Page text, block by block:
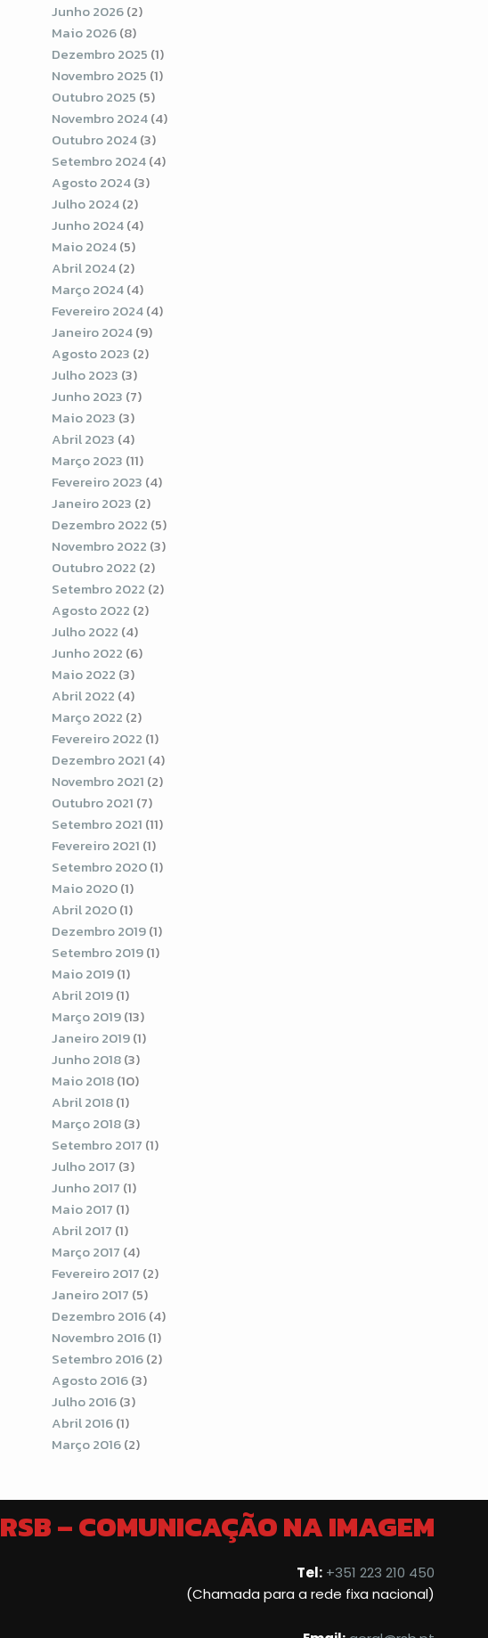
Junho 2026(2)
Maio 2026(8)
Dezembro 2025 (1)
Novembro 2025 (1)
Outubro 2025 (5)
Novembro 2024(4)
Outubro 2024(3)
Setembro 2024(4)
Agosto 2024(3)
Julho 2024(2)
Junho 2024(4)
Maio 2024(5)
Abril 2024(2)
Março 2024(4)
Fevereiro 2024(4)
Janeiro 2024(9)
Agosto 2023 (2)
Julho 2023 (3)
Junho 2023 (7)
Maio 2023 (3)
Abril 2023 (4)
Março 2023 (11)
Fevereiro 2023 (4)
Janeiro 2023 (2)
Dezembro 2022 (5)
Novembro 2022 (3)
Outubro 2022 (2)
Setembro 2022 (2)
Agosto 2022 (2)
Julho 2022 (4)
Junho 2022 (6)
Maio 2022 (3)
Abril 2022 (4)
Março 2022 (2)
Fevereiro 2022 (1)
Dezembro 2021 (4)
Novembro 2021 (2)
Outubro 2021 (7)
Setembro 2021 (11)
Fevereiro 2021 (1)
Setembro 2020(1)
Maio 2020(1)
Abril 2020(1)
Dezembro 2019(1)
Setembro 2019(1)
Maio 2019(1)
Abril 2019(1)
Março 2019(13)
Janeiro 2019(1)
Junho 2018(3)
Maio 2018(10)
Abril 2018(1)
Março 2018(3)
Setembro 2017 (1)
Julho 2017 (3)
Junho 2017 (1)
Maio 2017 (1)
Abril 2017 (1)
Março 2017 (4)
Fevereiro 2017 (2)
Janeiro 2017 (5)
Dezembro 2016(4)
Novembro 2016(1)
Setembro 2016(2)
Agosto 2016(3)
Julho 2016(3)
Abril 2016(1)
Março 2016(2)
RSB – COMUNICAÇÃO NA IMAGEM
Tel: +351 223 210 450
(Chamada para a rede fixa nacional)